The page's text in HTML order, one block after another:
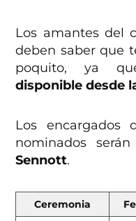
Los amantes del
deben saber que
poquito, ya
disponible desde
Los
nominados serán
Sennott.
Ceremonia